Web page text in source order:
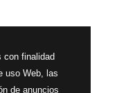
con finalidad
uso Web, las
de anuncios